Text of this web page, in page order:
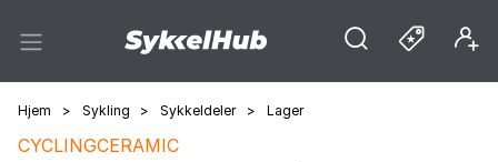
Hjem > Sykling > Sykkeldeler > Lager
CYCLINGCERAMIC